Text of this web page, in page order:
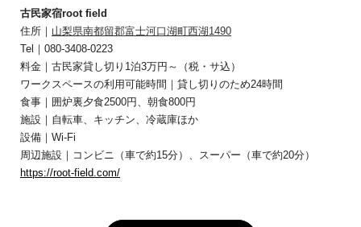
古民家宿root field
住所｜ 山梨県南都留郡富士河口湖町西湖1490
Tel｜080-3408-0223
料金｜古民家貸し切り1泊3万円～（税・サ込）
ワークスペースの利用可能時間｜貸し切りのため24時間
食事｜囲炉裏夕食2500円、朝食800円
施設｜自転車、キッチン、冷蔵庫ほか
設備｜Wi-Fi
周辺施設｜コンビニ（車で約15分）、スーパー（車で約20分）
https://root-field.com/